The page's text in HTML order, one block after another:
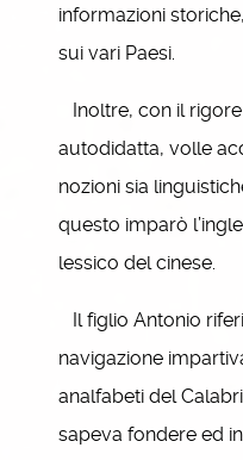
informazioni
sui vari Paesi.
Inoltre, con il
autodidatta, volle
nozioni sia
questo imparò
lessico del cinese.
Il figlio Antonio
navigazione
analfabeti del
sapeva fondere ed